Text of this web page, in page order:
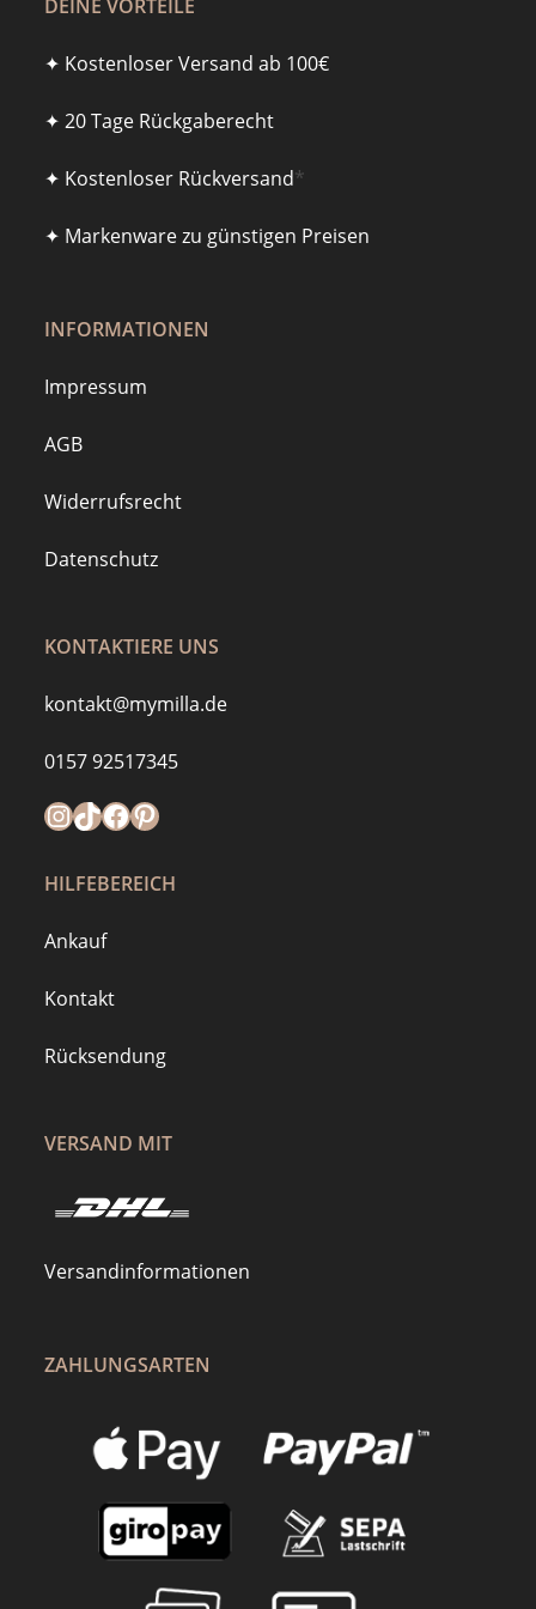
DEINE VORTEILE
✦ Kostenloser Versand ab 100€
✦ 20 Tage Rückgaberecht
✦ Kostenloser Rückversand*
✦ Markenware zu günstigen Preisen
INFORMATIONEN
Impressum
AGB
Widerrufsrecht
Datenschutz
KONTAKTIERE UNS
kontakt@mymilla.de
0157 92517345
Instagram
https://www.tiktok.com/@mymilla.de
Facebook
Pinterest
HILFEBEREICH
Ankauf
Kontakt
Rücksendung
VERSAND MIT
Versandinformationen
ZAHLUNGSARTEN